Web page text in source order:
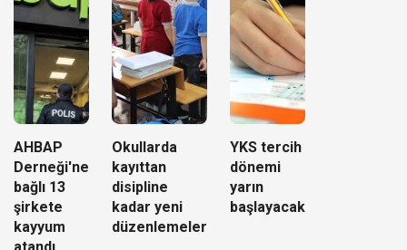
AHBAP
Derneği'ne
bağlı 13
şirkete
kayyum
Okullarda
kayıttan
disipline
kadar yeni
düzenlemeler
YKS tercih
dönemi
yarın
başlayacak